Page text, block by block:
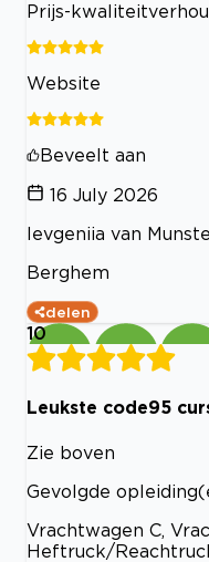
Prijs-
Website
Beveelt aan
16 July 2026
Ievgeniia van
Berghem
delen
10
Leukste code95
Zie boven
Gevolgde
Vrachtwagen C,
Heftruck/